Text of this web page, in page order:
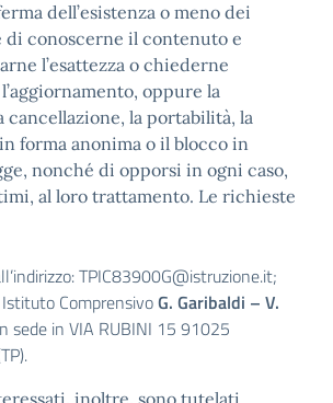
dell’esistenza o meno dei
di conoscerne il contenuto e
l’esattezza o chiederne
oppure la
la portabilità, la
forma anonima o il blocco in
nonché di opporsi in ogni caso,
al loro trattamento. Le richieste
TPIC83900G@istruzione.it;
ComprensivoG. Garibaldi – V.
sede in VIA RUBINI 15 91025
inoltre, sono tutelati